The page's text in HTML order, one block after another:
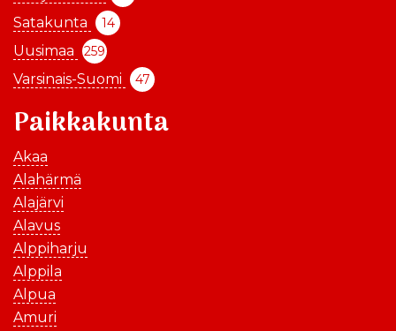
Satakunta 14
Uusimaa 259
Varsinais-Suomi 47
Paikkakunta
Akaa
Alahärmä
Alajärvi
Alavus
Alppiharju
Alppila
Alpua
Amuri